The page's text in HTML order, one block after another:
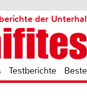
der
Testberichte